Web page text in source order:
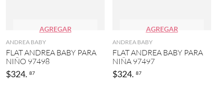
AGREGAR
ANDREA BABY
FLAT ANDREA BABY PARA
NIÑO 97498
$324. 87
AGREGAR
ANDREA BABY
FLAT ANDREA BABY PARA
NIÑA 97497
$324. 87